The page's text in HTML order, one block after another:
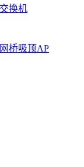
换机
桥吸顶AP